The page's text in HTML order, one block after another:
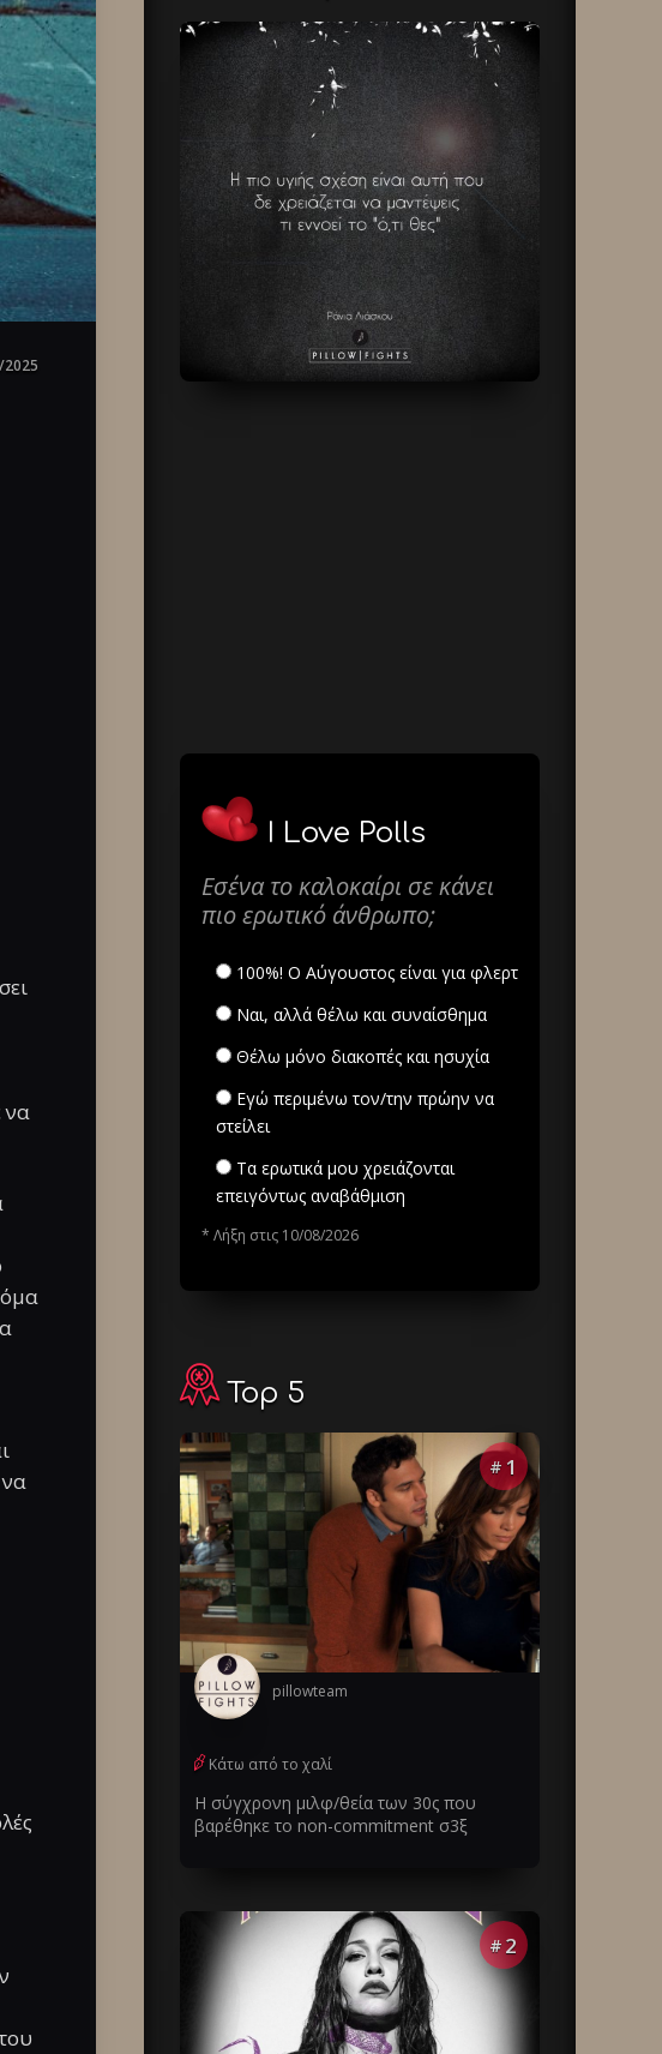
να
I Love Polls
Εσένα το καλοκαίρι σε κάνει
πιο ερωτικό άνθρωπο;
100%! Ο Αύγουστος είναι για φλερτ
Ναι, αλλά θέλω και συναίσθημα
Θέλω μόνο διακοπές και ησυχία
Εγώ περιμένω τον/την πρώην να
στείλει
Τα ερωτικά μου χρειάζονται
επειγόντως αναβάθμιση
* Λήξη στις 10/08/2026
Top 5
# 1
pillowteam
Κάτω από το χαλί
Η σύγχρονη μιλφ/θεία των 30ς που
βαρέθηκε το non-commitment σ3ξ
# 2